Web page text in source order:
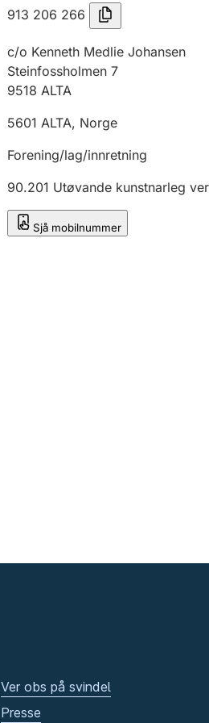
913 206 266
c/o Kenneth Medlie Johansen
Steinfossholmen 7
9518 ALTA
5601 ALTA, Norge
Forening/lag/innretning
90.201 Utøvande kunstnarleg
Sjå mobilnummer
Ver obs på svindel
Presse